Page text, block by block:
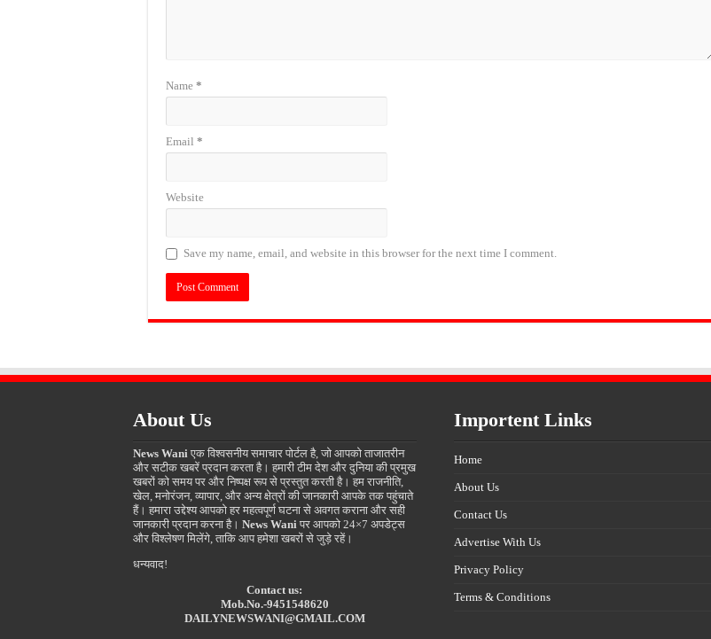
Name *
Email *
Website
Save my name, email, and website in this browser for the next time I comment.
About Us
News Waniएक विश्वसनीय समाचार पोर्टल है, जो आपको ताजातरीन
और सटीक खबरें प्रदान करता है। हमारी टीम देश और दुनिया की प्रमुख
खबरों को समय पर और निष्पक्ष रूप से प्रस्तुत करती है। हम राजनीति,
खेल, मनोरंजन, व्यापार, और अन्य क्षेत्रों की जानकारी आपके तक पहुंचाते
हैं। हमारा उद्देश्य आपको हर महत्वपूर्ण घटना से अवगत कराना और सही
जानकारी प्रदान करना है। News Waniपर आपको 24×7 अपडेट्स
और विश्लेषण मिलेंगे, ताकि आप हमेशा खबरों से जुड़े रहें।
धन्यवाद!
Contact us:
Mob.No.-9451548620
DAILYNEWSWANI@GMAIL.COM
Importent Links
Home
About Us
Contact Us
Advertise With Us
Privacy Policy
Terms & Conditions